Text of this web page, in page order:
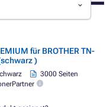
für BROTHER TN-
)
3000 Seiten